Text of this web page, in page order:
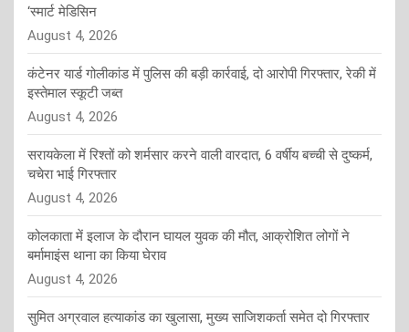
‘स्मार्ट मेडिसिन
August 4, 2026
कंटेनर यार्ड गोलीकांड में पुलिस की बड़ी कार्रवाई, दो आरोपी गिरफ्तार, रेकी में
इस्तेमाल स्कूटी जब्त
August 4, 2026
सरायकेला में रिश्तों को शर्मसार करने वाली वारदात, 6 वर्षीय बच्ची से दुष्कर्म,
चचेरा भाई गिरफ्तार
August 4, 2026
कोलकाता में इलाज के दौरान घायल युवक की मौत, आक्रोशित लोगों ने
बर्मामाइंस थाना का किया घेराव
August 4, 2026
सुमित अग्रवाल हत्याकांड का खुलासा, मुख्य साजिशकर्ता समेत दो गिरफ्तार